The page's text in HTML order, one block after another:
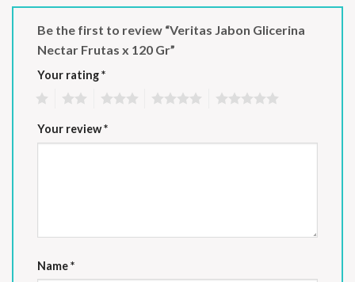
Be the first to review “Veritas Jabon Glicerina
Nectar Frutas x 120 Gr”
Your rating*
Your review*
Name*